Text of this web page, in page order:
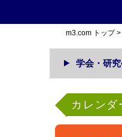
m3.com トップ>
学会・研
カレンダ